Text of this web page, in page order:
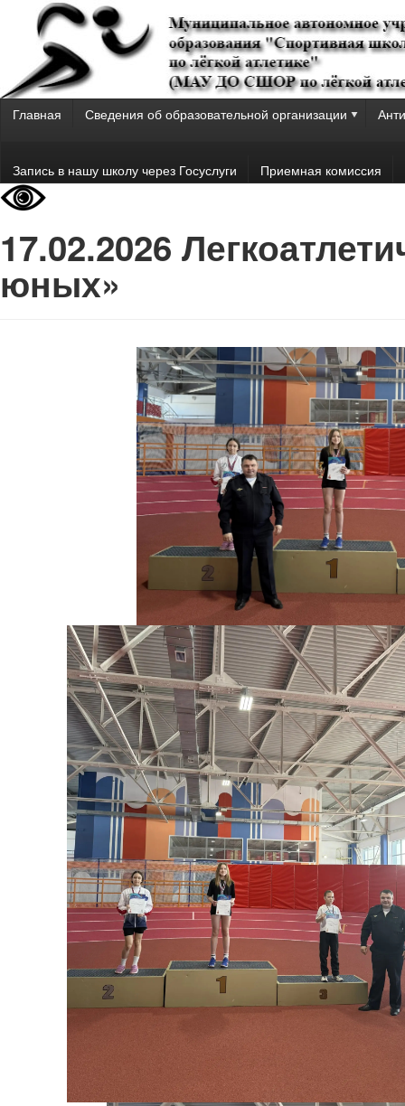
Главная Сведения об образовательной организации
Запись в нашу школу через Госуслуги Приемная комиссия
17.02.2026
юных»